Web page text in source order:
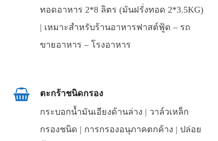
ทอดอาหาร 2*8 ลิตร (มันฝรั่งทอด 2*3.5KG)
| เหมาะสำหรับร้านอาหารฟาสต์ฟู้ด – รถ
ขายอาหาร – โรงอาหาร
ตะกร้าชนิดกรอง
กระบอกน้ำมันเอียงด้านล่าง | วาล์วเหล็ก
กรองชนิด | การกรองอนุภาคตกค้าง | ปล่อย